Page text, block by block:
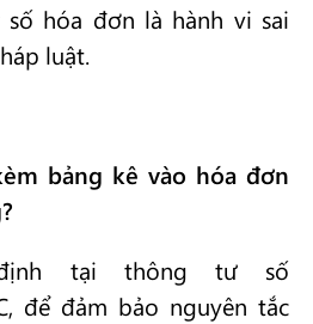
số hóa đơn là hành vi sai
luật.
bảng kê vào hóa đơn
tại thông tư số
để đảm bảo nguyên tắc